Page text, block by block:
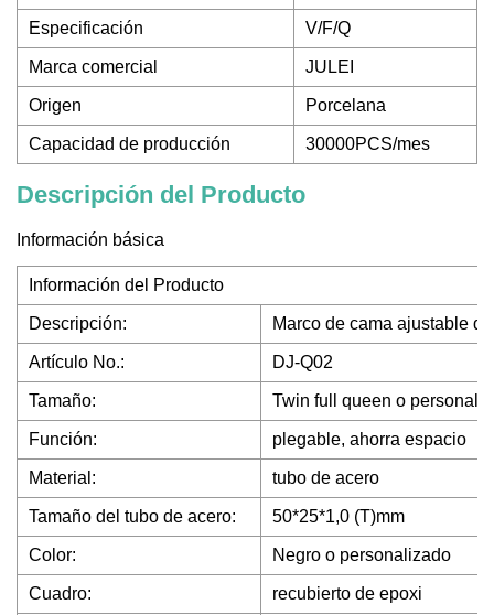
Especificación V/F/Q
Marca comercial JULEI
Origen Porcelana
Capacidad de producción 30000PCS/mes
Descripción del Producto
Información básica
Información del Producto
Descripción: Marco de cama ajustable
Artículo No.: DJ-Q02
Tamaño: Twin full queen o
Función: plegable, ahorra espacio
Material: tubo de acero
Tamaño del tubo de acero: 50*25*1,0 (T)mm
Color: Negro o personalizado
Cuadro: recubierto de epoxi